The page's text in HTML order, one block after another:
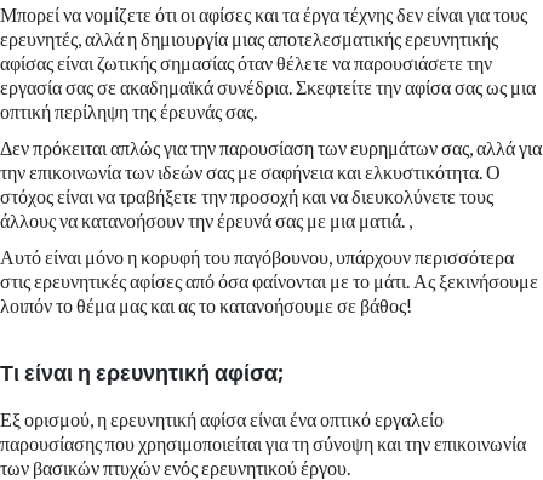
Μπορεί να νομίζετε ότι οι αφίσες και τα έργα τέχνης δεν είναι για τους
ερευνητές, αλλά η δημιουργία μιας αποτελεσματικής ερευνητικής
αφίσας είναι ζωτικής σημασίας όταν θέλετε να παρουσιάσετε την
εργασία σας σε ακαδημαϊκά συνέδρια. Σκεφτείτε την αφίσα σας ως μια
οπτική περίληψη της έρευνάς σας.
Δεν πρόκειται απλώς για την παρουσίαση των ευρημάτων σας, αλλά για
την επικοινωνία των ιδεών σας με σαφήνεια και ελκυστικότητα. Ο
στόχος είναι να τραβήξετε την προσοχή και να διευκολύνετε τους
άλλους να κατανοήσουν την έρευνά σας με μια ματιά. ,
Αυτό είναι μόνο η κορυφή του παγόβουνου, υπάρχουν περισσότερα
στις ερευνητικές αφίσες από όσα φαίνονται με το μάτι. Ας ξεκινήσουμε
λοιπόν το θέμα μας και ας το κατανοήσουμε σε βάθος!
Τι είναι η ερευνητική αφίσα;
Εξ ορισμού, η ερευνητική αφίσα είναι ένα οπτικό εργαλείο
παρουσίασης που χρησιμοποιείται για τη σύνοψη και την επικοινωνία
των βασικών πτυχών ενός ερευνητικού έργου.